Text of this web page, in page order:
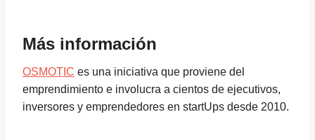
Más información
OSMOTIC es una iniciativa que proviene del
emprendimiento e involucra a cientos de ejecutivos,
inversores y emprendedores en startUps desde 2010.